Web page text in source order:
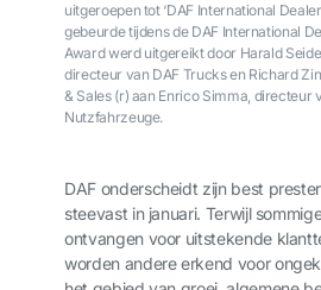
uitgeroepen tot ‘DAF International
gebeurde tijdens de DAF International
Award werd uitgereikt door Harald
directeur van DAF Trucks en Richard
& Sales (r) aan Enrico Simma, directeur
Nutzfahrzeuge.
DAF onderscheidt zijn best
steevast in januari. Terwijl
ontvangen voor uitstekende
worden andere erkend voor